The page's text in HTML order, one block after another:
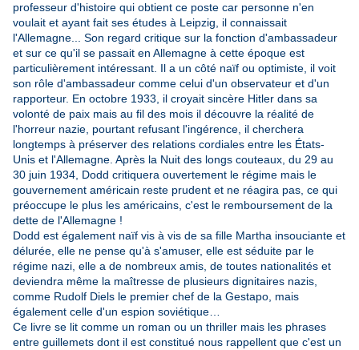
professeur d'histoire qui obtient ce poste car personne n'en
voulait et ayant fait ses études à Leipzig, il connaissait
l'Allemagne... Son regard critique sur la fonction d'ambassadeur
et sur ce qu'il se passait en Allemagne à cette époque est
particulièrement intéressant. Il a un côté naïf ou optimiste, il voit
son rôle d'ambassadeur comme celui d'un observateur et d'un
rapporteur. En octobre 1933, il croyait sincère Hitler dans sa
volonté de paix mais au fil des mois il découvre la réalité de
l'horreur nazie, pourtant refusant l'ingérence, il cherchera
longtemps à préserver des relations cordiales entre les États-
Unis et l'Allemagne. Après la Nuit des longs couteaux, du 29 au
30 juin 1934, Dodd critiquera ouvertement le régime mais le
gouvernement américain reste prudent et ne réagira pas, ce qui
préoccupe le plus les américains, c'est le remboursement de la
dette de l'Allemagne !
Dodd est également naïf vis à vis de sa fille Martha insouciante et
délurée, elle ne pense qu'à s'amuser, elle est séduite par le
régime nazi, elle a de nombreux amis, de toutes nationalités et
deviendra même la maîtresse de plusieurs dignitaires nazis,
comme Rudolf Diels le premier chef de la Gestapo, mais
également celle d'un espion soviétique…
Ce livre se lit comme un roman ou un thriller mais les phrases
entre guillemets dont il est constitué nous rappellent que c'est un